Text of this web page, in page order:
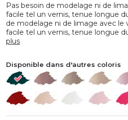
Pas besoin de modelage ni de
facile tel un vernis, tenue longue
de modelage ni de limage avec le
facile tel un vernis, tenue longue
plus
Disponible dans d'autres coloris